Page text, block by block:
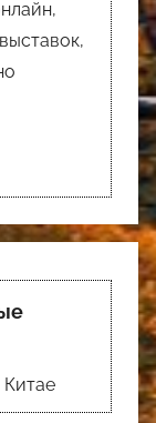
Китае